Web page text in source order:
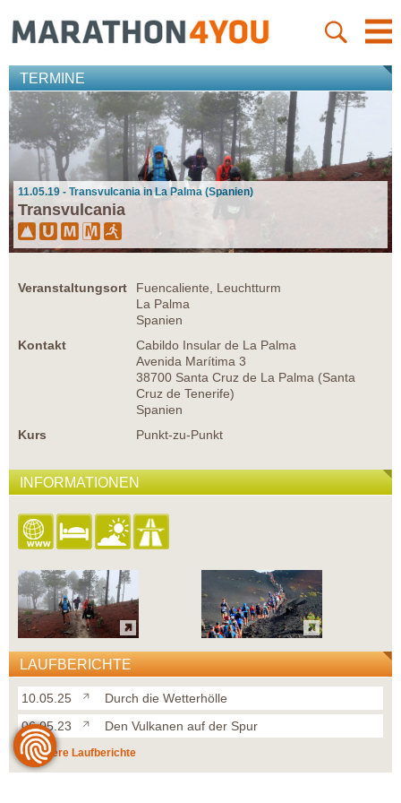
TERMINE
11.05.19 - Transvulcania in La Palma (Spanien)
Transvulcania
Veranstaltungsort
Fuencaliente, Leuchtturm
La Palma
Spanien
Kontakt
Cabildo Insular de La Palma
Avenida Marítima 3
38700 Santa Cruz de La Palma (Santa
Cruz de Tenerife)
Spanien
Kurs
Punkt-zu-Punkt
INFORMATIONEN
LAUFBERICHTE
10.05.25
Durch die Wetterhölle
06.05.23
Den Vulkanen auf der Spur
weitere Laufberichte